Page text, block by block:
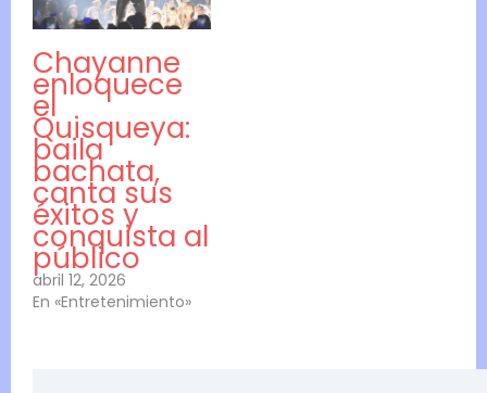
Chayanne
enloquece
el
Quisqueya:
baila
bachata,
canta sus
éxitos y
conquista al
público
abril 12, 2026
En «Entretenimiento»